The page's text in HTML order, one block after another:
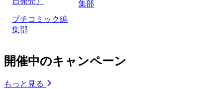
プチコミック編
集部
集部
開催中のキャンペーン
もっと見る